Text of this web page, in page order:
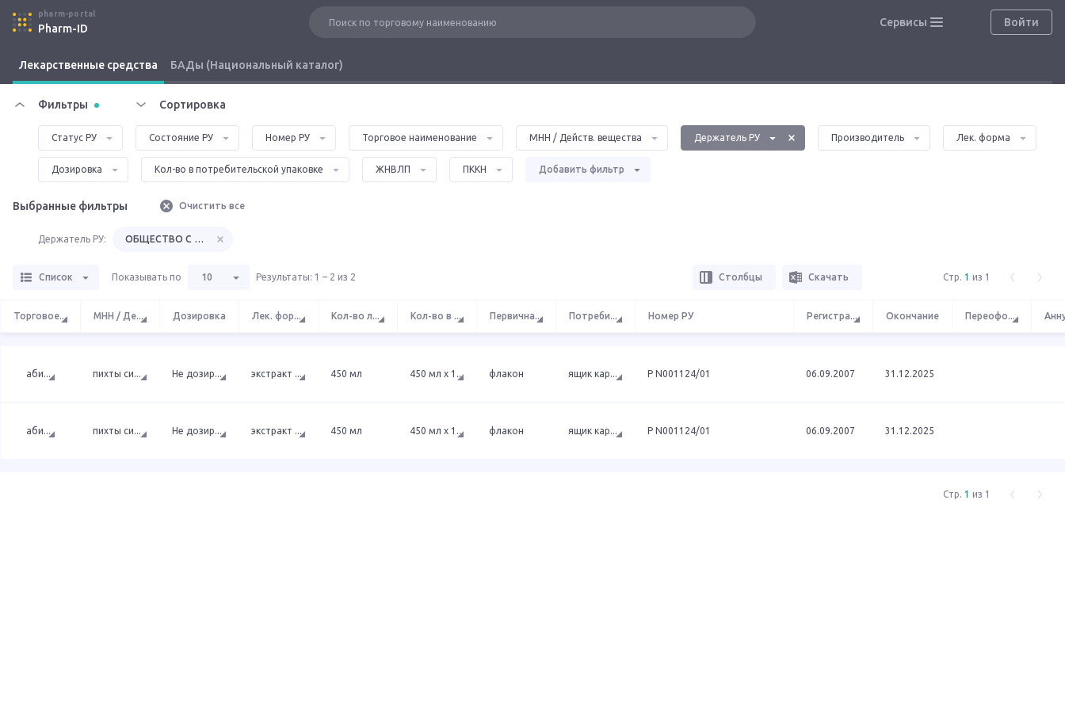
pharm-portal
Pharm-ID Сервисы Войти
Лекарственные средства БАДы (Национальный каталог)
Фильтры Сортировка
Статус РУ Состояние РУ Номер РУ Торговое наименование МНН / Действ. вещества Держатель РУ Производитель Лек. форма
Дозировка Кол-во в потребительской упаковке ЖНВЛП ПККН Добавить фильтр
Выбранные фильтры Очистить все
Держатель РУ: ОБЩЕСТВО С ОГРАНИЧЕННОЙ ОТВЕТСТВЕННОСТЬЮ "НАУЧНО-ПРОИЗВОДСТВЕННЫЙ ЦЕНТР "БИОХИМИЧЕСКИЕ ЭКСПЕРИМЕНТЫ И ПРОИЗВОДСТВО ЛЕКАРСТВ"
Список Показывать по 10 Результаты: 1 – 2 из 2 Столбцы Скачать Стр. 1 из 1
Торговое... МНН / Де... Дозировка Лек. фор... Кол-во л... Кол-во в ... Первична... Потреби... Номер РУ Регистра... Окончание Переофо...
аби... пихты си... Не дозир... экстракт ... 450 мл 450 мл x 1 ... флакон ящик кар... Р N001124/01 06.09.2007 31.12.2025
аби... пихты си... Не дозир... экстракт ... 450 мл 450 мл x 1 ... флакон ящик кар... Р N001124/01 06.09.2007 31.12.2025
Стр. 1 из 1